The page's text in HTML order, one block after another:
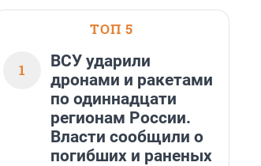
ТОП 5
1
ВСУ ударили
дронами и ракетами
по одиннадцати
регионам России.
Власти сообщили о
погибших и раненых